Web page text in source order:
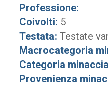
Professione:
Coivolti: 5
Testata: Testate
Macrocategoria
Categoria
Provenienza